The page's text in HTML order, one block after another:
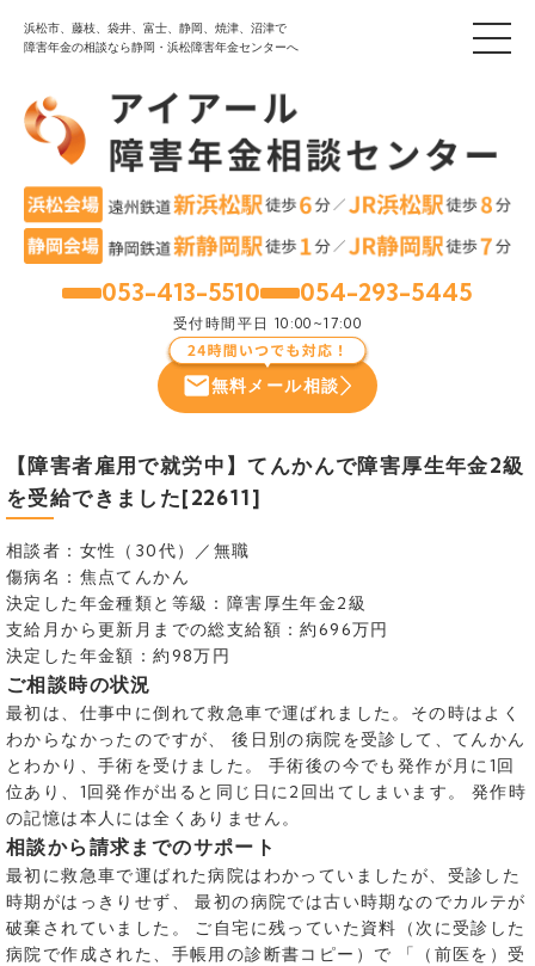
浜松市、藤枝、袋井、富士、静岡、焼津、沼津で
障害年金の相談なら静岡・浜松障害年金センターへ
053-413-5510 054-293-5445
受付時間 平日 10:00~17:00
無料メール相談
【障害者雇用で就労中】てんかんで障害厚生年金2級
を受給できました[22611]
相談者：女性（30代）／無職
傷病名：焦点てんかん
決定した年金種類と等級：障害厚生年金2級
支給月から更新月までの総支給額：約696万円
決定した年金額：約98万円
ご相談時の状況
最初は、仕事中に倒れて救急車で運ばれました。その時はよく
わからなかったのですが、 後日別の病院を受診して、てんかん
とわかり、手術を受けました。 手術後の今でも発作が月に1回
位あり、1回発作が出ると同じ日に2回出てしまいます。 発作時
の記憶は本人には全くありません。
相談から請求までのサポート
最初に救急車で運ばれた病院はわかっていましたが、受診した
時期がはっきりせず、 最初の病院では古い時期なのでカルテが
破棄されていました。 ご自宅に残っていた資料（次に受診した
病院で作成された、手帳用の診断書コピー）で 「（前医を）受